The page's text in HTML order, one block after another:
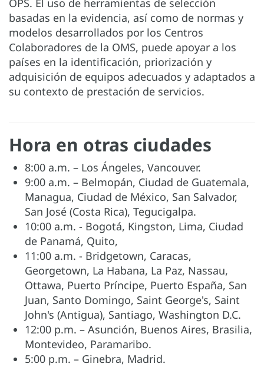
OPS. El uso de herramientas de selección
basadas en la evidencia, así como de normas y
modelos desarrollados por los Centros
Colaboradores de la OMS, puede apoyar a los
países en la identificación, priorización y
adquisición de equipos adecuados y adaptados a
su contexto de prestación de servicios.
Hora en otras ciudades
8:00 a.m. – Los Ángeles, Vancouver.
9:00 a.m. – Belmopán, Ciudad de Guatemala,
Managua, Ciudad de México, San Salvador,
San José (Costa Rica), Tegucigalpa.
10:00 a.m. - Bogotá, Kingston, Lima, Ciudad
de Panamá, Quito,
11:00 a.m. - Bridgetown, Caracas,
Georgetown, La Habana, La Paz, Nassau,
Ottawa, Puerto Príncipe, Puerto España, San
Juan, Santo Domingo, Saint George's, Saint
John's (Antigua), Santiago, Washington D.C.
12:00 p.m. – Asunción, Buenos Aires, Brasilia,
Montevideo, Paramaribo.
5:00 p.m. – Ginebra, Madrid.